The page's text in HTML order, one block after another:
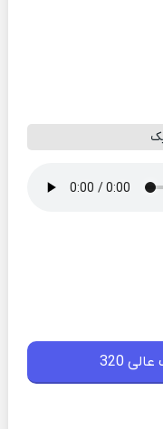
320